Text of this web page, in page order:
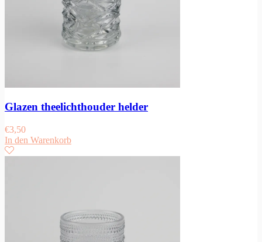
Glazen theelichthouder helder
€3,50
In den Warenkorb